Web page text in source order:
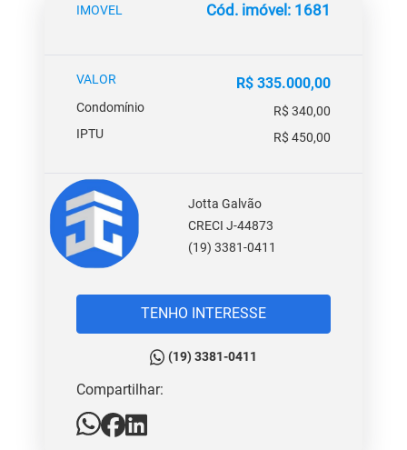
IMOVEL Cód. imóvel: 1681
VALOR R$ 335.000,00
Condomínio
R$ 340,00
IPTU
R$ 450,00
Jotta Galvão
CRECI J-44873
(19) 3381-0411
TENHO INTERESSE
(19) 3381-0411
Compartilhar: